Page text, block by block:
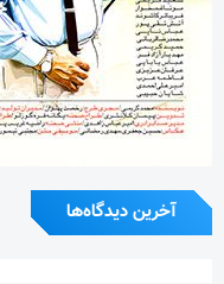
آخرین دیدگاه‌ها